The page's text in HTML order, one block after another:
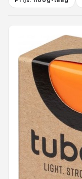
Shimano
Cortina
Alle merken →